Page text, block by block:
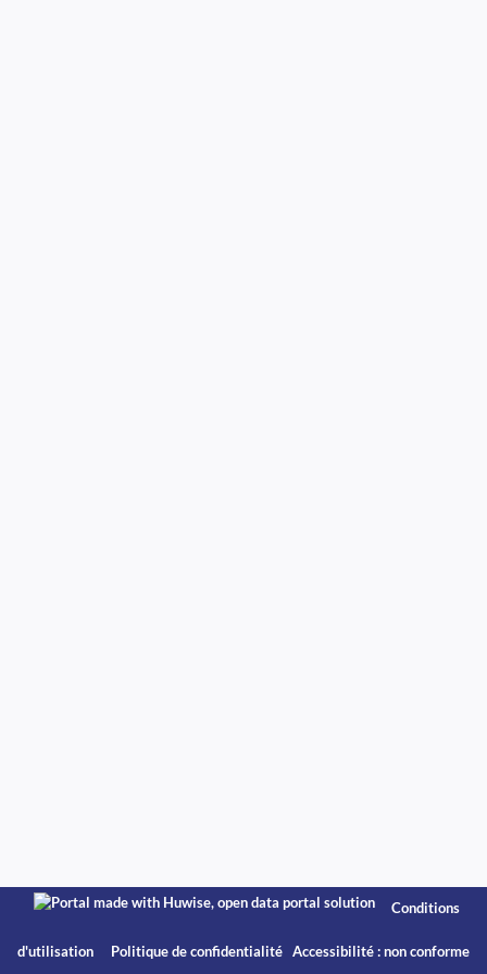
Conditions
d'utilisation Politique de confidentialité Accessibilité : non conforme